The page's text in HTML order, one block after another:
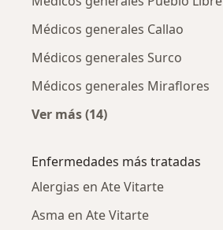
Médicos generales Callao
Médicos generales Surco
Médicos generales Miraflores
Ver más (14)
Enfermedades más tratadas
Alergias en Ate Vitarte
Asma en Ate Vitarte